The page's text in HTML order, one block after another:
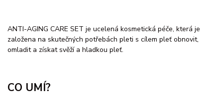
ANTI-AGING CARE SET je ucelená kosmetická péče, která je
založena na skutečných potřebách pleti s cílem pleť obnovit,
omladit a získat svěží a hladkou pleť.
CO UMÍ?